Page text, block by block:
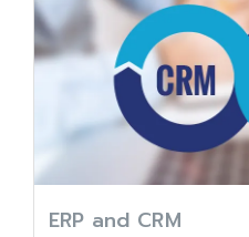
ERP and CRM